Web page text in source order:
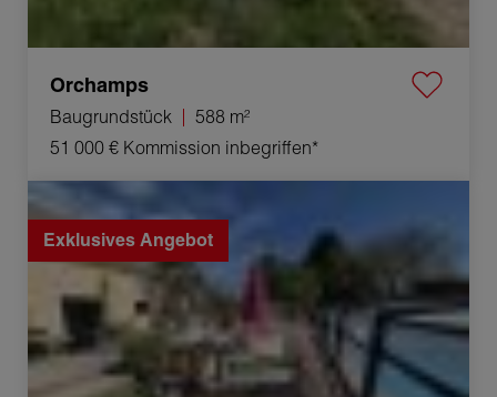
Orchamps
Baugrundstück
588 m²
51 000 € Kommission inbegriffen*
Verkauf Haus Auxonne 4 Zimmer 183 m²
Exklusives Angebot